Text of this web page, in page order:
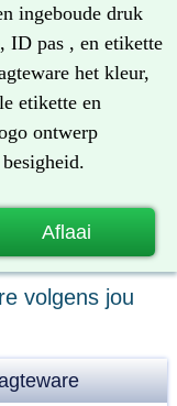
ingeboude druk
ID pas , en etikette
het kleur,
etikette en
ontwerp
Aflaai
volgens jou